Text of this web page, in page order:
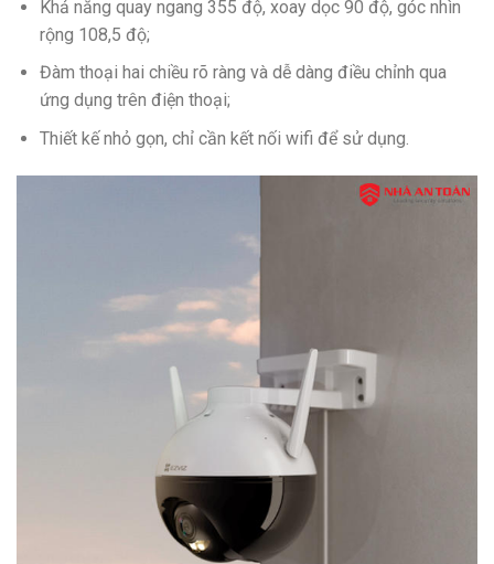
Khả năng quay ngang 355 độ, xoay dọc 90 độ, góc nhìn
rộng 108,5 độ;
Đàm thoại hai chiều rõ ràng và dễ dàng điều chỉnh qua
ứng dụng trên điện thoại;
Thiết kế nhỏ gọn, chỉ cần kết nối wifi để sử dụng.